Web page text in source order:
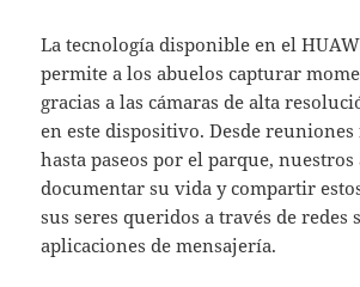
La tecnología disponible en el
permite a los abuelos capturar
gracias a las cámaras de alta
en este dispositivo. Desde
hasta paseos por el parque,
documentar su vida y compartir
sus seres queridos a través de redes
aplicaciones de mensajería.